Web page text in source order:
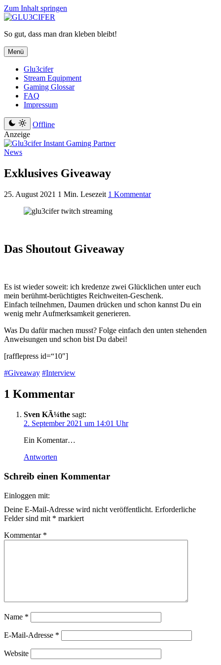
Zum Inhalt springen
So gut, dass man dran kleben bleibt!
Menü
Glu3cifer
Stream Equipment
Gaming Glossar
FAQ
Impressum
Offline
Anzeige
News
Exklusives Giveaway
25. August 2021 1 Min. Lesezeit 1 Kommentar
Das Shoutout Giveaway
Es ist wieder soweit: ich kredenze zwei Glücklichen unter euch
mein berühmt-berüchtigtes Reichweiten-Geschenk.
Einfach teilnehmen, Daumen drücken und schon kannst Du ein
wenig mehr Aufmerksamkeit generieren.
Was Du dafür machen musst? Folge einfach den unten stehenden
Anweisungen und schon bist Du dabei!
[rafflepress id=“10″]
#Giveaway #Interview
1 Kommentar
Sven KÃ¼the sagt:
2. September 2021 um 14:01 Uhr
Ein Komentar…
Antworten
Schreib einen Kommentar
Einloggen mit:
Deine E-Mail-Adresse wird nicht veröffentlicht. Erforderliche
Felder sind mit * markiert
Kommentar *
Name *
E-Mail-Adresse *
Website